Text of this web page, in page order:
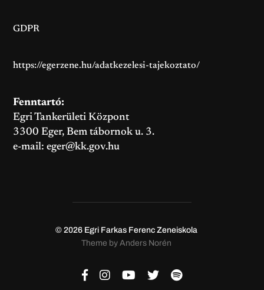
GDPR
https://egerzene.hu/adatkezelesi-tajekoztato/
Fenntartó:
Egri Tankerületi Központ
3300 Eger, Bem tábornok u. 3.
e-mail:eger@kk.gov.hu
© 2026 Egri Farkas Ferenc Zeneiskola
Theme by Anders Norén